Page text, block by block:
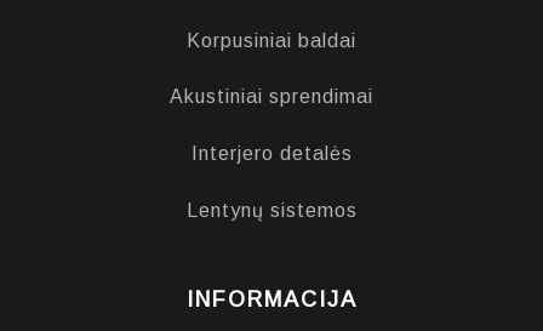
Korpusiniai baldai
Akustiniai sprendimai
Interjero detalės
Lentynų sistemos
INFORMACIJA